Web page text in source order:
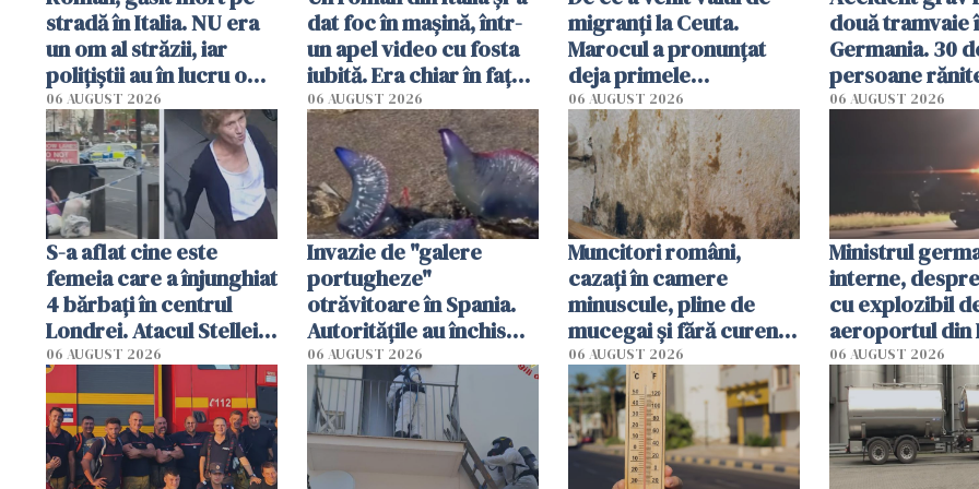
stradă în Italia. NU era
un om al străzii, iar
polițiștii au în lucru o
singură variantă
06 AUGUST 2026
dat foc în mașină, într-
un apel video cu fosta
iubită. Era chiar în fața
locuinței iubitei din
Milano
06 AUGUST 2026
migranți la Ceuta.
Marocul a pronunțat
deja primele
condamnări
06 AUGUST 2026
două tramvaie
Germania. 30
persoane
sunt în stare
06 AUGUST 2026
S-a aflat cine este
femeia care a înjunghiat
4 bărbați în centrul
Londrei. Atacul Stellei,
de 44 de ani, explicat
de anchetatori
06 AUGUST 2026
Invazie de "galere
portugheze"
otrăvitoare în Spania.
Autoritățile au închis
mai multe plaje din San
Sebastian
06 AUGUST 2026
Muncitori români,
cazați în camere
minuscule, pline de
mucegai și fără curent.
Inspectorii primăriei
din Germania i-au
evacuat pe loc
06 AUGUST 2026
Ministrul
interne,
cu explozibil
aeroportul din
Un "scenariu
hibrid"
06 AUGUST 2026